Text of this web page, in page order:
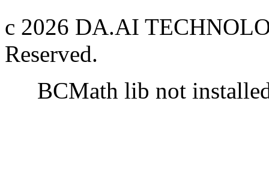
c 2026 DA.AI
Reserved.
BCMath lib not